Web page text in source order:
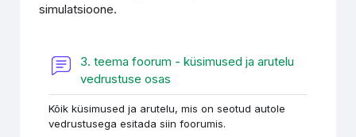
simulatsioone.
3. teema foorum - küsimused ja arutelu
vedrustuse osas
Kõik küsimused ja arutelu, mis on seotud autole
vedrustusega esitada siin foorumis.